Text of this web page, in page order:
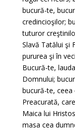
bucură-te,
credincioşilor;
tuturor
Slavă Tatălui şi
pururea şi în
Bucură-te,
Domnului;
bucură-te, ceea
Preacurată,
Maica lui
masa cea